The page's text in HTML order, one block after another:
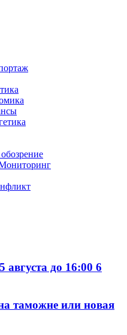
до 16:00 6
таможне или новая